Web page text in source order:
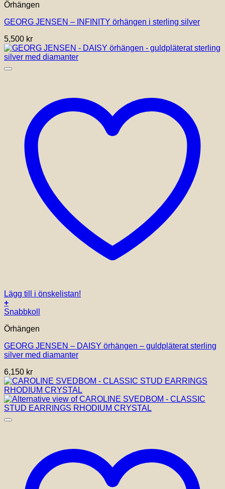
Örhängen
GEORG JENSEN – INFINITY örhängen i sterling silver
5,500 kr
Lägg till i önskelistan!
+
Snabbkoll
Örhängen
GEORG JENSEN – DAISY örhängen – guldpläterat sterling
silver med diamanter
6,150 kr